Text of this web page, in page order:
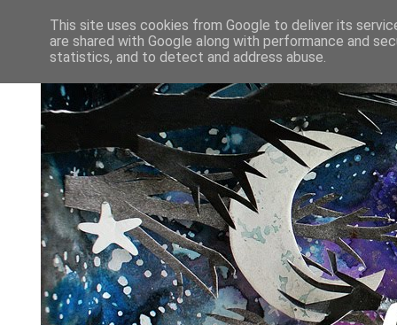
This site uses cookies from Google to deliver its
are shared with Google along with performance and
statistics, and to detect and address abuse.